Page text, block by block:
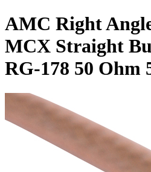
AMC Right
MCX Straight
RG-178 50 Ohm